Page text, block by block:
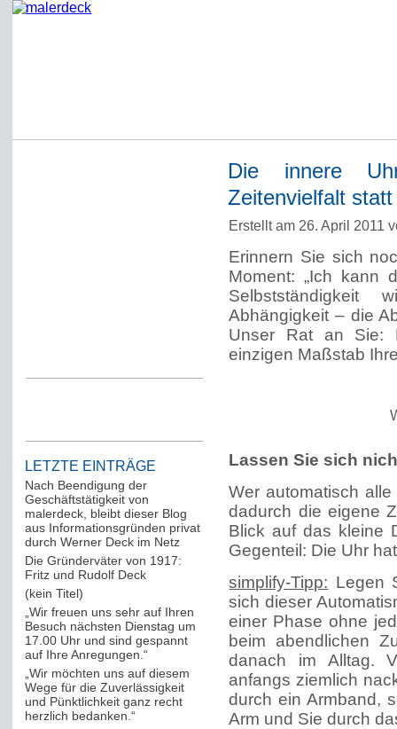
LETZTE EINTRÄGE
Nach Beendigung der
Geschäftstätigkeit von
malerdeck, bleibt dieser Blog
aus Informationsgründen privat
durch Werner Deck im Netz
Die Gründerväter von 1917:
Fritz und Rudolf Deck
(kein Titel)
„Wir freuen uns sehr auf Ihren
Besuch nächsten Dienstag um
17.00 Uhr und sind gespannt
auf Ihre Anregungen.“
„Wir möchten uns auf diesem
Wege für die Zuverlässigkeit
und Pünktlichkeit ganz recht
herzlich bedanken.“
Die innere
Zeitenvielfalt
Erstellt am 26. April 2011
Erinnern Sie sich
Moment: „Ich kann
Selbstständigkeit
Abhängigkeit – die
Unser Rat an Sie:
einzigen Maßstab
Lassen Sie sich
Wer automatisch
dadurch die eigene
Blick auf das kleine
Gegenteil: Die Uhr
simplify-Tipp: Legen
sich dieser
einer Phase ohne
beim abendlichen
danach im Alltag.
anfangs ziemlich
durch ein Armband,
Arm und Sie durch